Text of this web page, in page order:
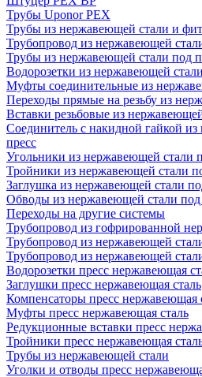
Трубы Uponor PEX
Трубы из нержавеющей стали и
Трубопровод из нержавеющей
Трубы из нержавеющей стали под
Водорозетки из нержавеющей
Муфты соединительные из
Переходы прямые на резьбу из
Вставки резьбовые из
Соединитель с накидной гайкой
пресс
Угольники из нержавеющей стали
Тройники из нержавеющей стали
Заглушка из нержавеющей стали
Обводы из нержавеющей стали под
Переходы на другие системы
Трубопровод из гофрированной
Трубопровод из нержавеющей
Трубопровод из нержавеющей
Водорозетки пресс нержавеющая
Заглушки пресс нержавеющая сталь
Компенсаторы пресс нержавеющая
Муфты пресс нержавеющая сталь
Редукционные вставки пресс
Тройники пресс нержавеющая
Трубы из нержавеющей стали
Уголки и отводы пресс